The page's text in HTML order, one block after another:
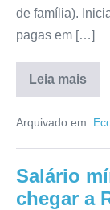
de família).
pagas em […]
Leia mais
Arquivado em:
Salário
chegar a